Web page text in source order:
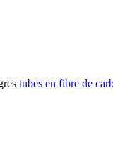
tubes en fibre de